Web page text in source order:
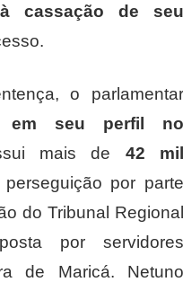
cassação de seu
o parlamentar
em seu perfil no
mais de 42
por parte
do Tribunal Regional
por servidores
de Maricá. Netuno